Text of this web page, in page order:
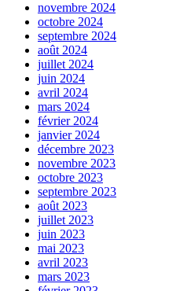
novembre 2024
octobre 2024
septembre 2024
août 2024
juillet 2024
juin 2024
avril 2024
mars 2024
février 2024
janvier 2024
décembre 2023
novembre 2023
octobre 2023
septembre 2023
août 2023
juillet 2023
juin 2023
mai 2023
avril 2023
mars 2023